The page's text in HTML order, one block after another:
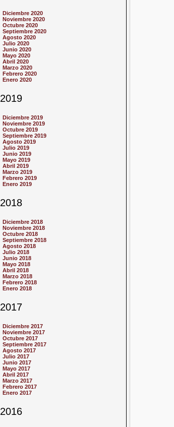
Diciembre 2020
Noviembre 2020
Octubre 2020
Septiembre 2020
Agosto 2020
Julio 2020
Junio 2020
Mayo 2020
Abril 2020
Marzo 2020
Febrero 2020
Enero 2020
2019
Diciembre 2019
Noviembre 2019
Octubre 2019
Septiembre 2019
Agosto 2019
Julio 2019
Junio 2019
Mayo 2019
Abril 2019
Marzo 2019
Febrero 2019
Enero 2019
2018
Diciembre 2018
Noviembre 2018
Octubre 2018
Septiembre 2018
Agosto 2018
Julio 2018
Junio 2018
Mayo 2018
Abril 2018
Marzo 2018
Febrero 2018
Enero 2018
2017
Diciembre 2017
Noviembre 2017
Octubre 2017
Septiembre 2017
Agosto 2017
Julio 2017
Junio 2017
Mayo 2017
Abril 2017
Marzo 2017
Febrero 2017
Enero 2017
2016